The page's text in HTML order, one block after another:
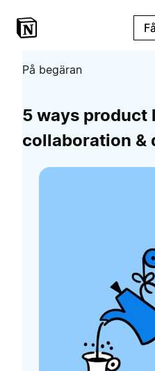
På begäran
5 ways product
collaboration &